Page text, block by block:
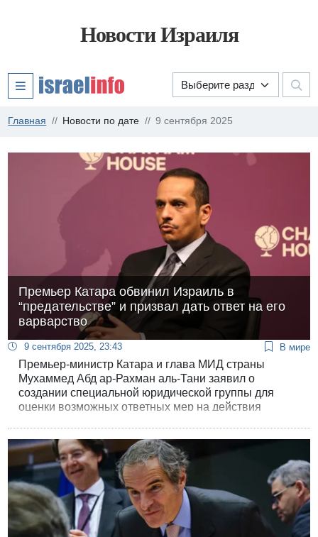
Новости Израиля
Главная Новости по дате 9 сентября 2025
Премьер Катара обвинил Израиль в
“предательстве” и призвал дать ответ на его
варварство
9 сентября 2025, 23:43 В мире
Премьер-министр Катара и глава МИД страны
Мухаммед Абд ар-Рахман аль-Тани заявил о
создании специальной юридической группы для
оценки возможных ответных мер на действия